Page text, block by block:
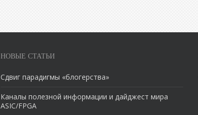
НОВЫЕ СТАТЬИ
Сдвиг парадигмы «блогерства»
Каналы полезной информации и дайджест мира
ASIC/FPGA